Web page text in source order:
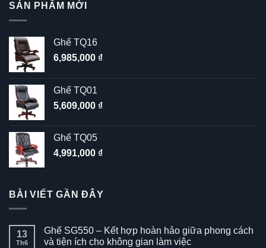
SẢN PHẨM MỚI
Ghế TQ16
6,985,000 ₫
Ghế TQ01
5,609,000 ₫
Ghế TQ05
4,991,000 ₫
BÀI VIẾT GẦN ĐÂY
13
Th6
Ghế SG550 – Kết hợp hoàn hảo giữa phong cách
và tiện ích cho không gian làm việc